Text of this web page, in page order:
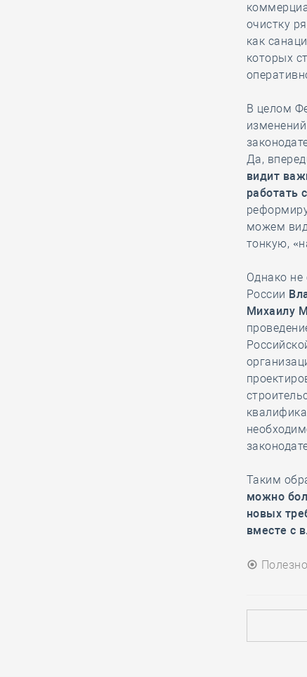
очистку
как
которых
В целом
Да,
видит
работать
можем
тонкую,
Однако не
России
Михаилу
Таким
можно
новых
вместе с